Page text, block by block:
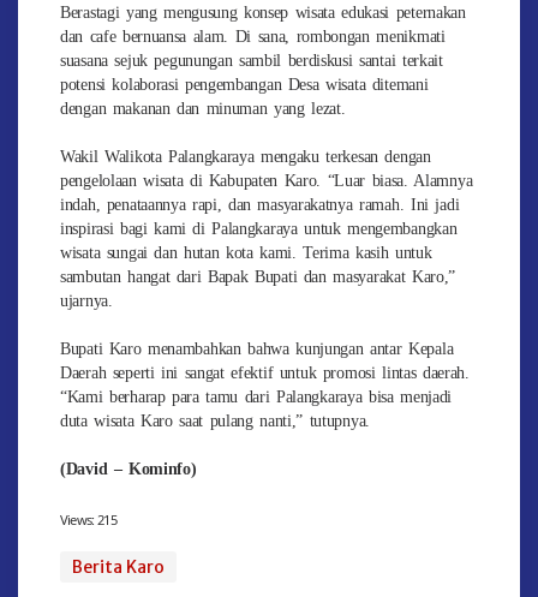
Berastagi yang mengusung konsep wisata edukasi peternakan
dan cafe bernuansa alam. Di sana, rombongan menikmati
suasana sejuk pegunungan sambil berdiskusi santai terkait
potensi kolaborasi pengembangan Desa wisata ditemani
dengan makanan dan minuman yang lezat.
Wakil Walikota Palangkaraya mengaku terkesan dengan
pengelolaan wisata di Kabupaten Karo. “Luar biasa. Alamnya
indah, penataannya rapi, dan masyarakatnya ramah. Ini jadi
inspirasi bagi kami di Palangkaraya untuk mengembangkan
wisata sungai dan hutan kota kami. Terima kasih untuk
sambutan hangat dari Bapak Bupati dan masyarakat Karo,”
ujarnya.
Bupati Karo menambahkan bahwa kunjungan antar Kepala
Daerah seperti ini sangat efektif untuk promosi lintas daerah.
“Kami berharap para tamu dari Palangkaraya bisa menjadi
duta wisata Karo saat pulang nanti,” tutupnya.
(David – Kominfo)
Views: 215
Berita Karo